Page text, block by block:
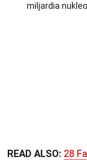
miljardia
READ ALSO: 28